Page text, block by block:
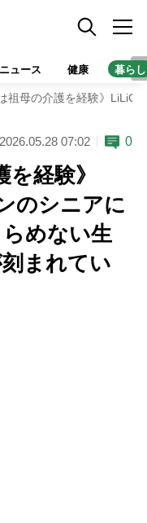
ニュース 健康 暮らし
祖母の介護を経験》
2026.05.28 07:02 0
を経験》
のシニアに
めない生
まれてい